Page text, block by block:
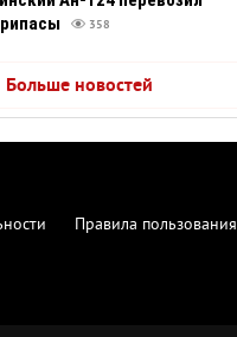
358
Больше новостей
Правила пользования